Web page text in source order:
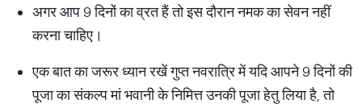
अगर आप 9 दिनों का व्रत हैं तो इस दौरान नमक का सेवन नहीं
करना चाहिए।
एक बात का जरूर ध्यान रखें गुप्त नवरात्रि में यदि आपने 9 दिनों की
पूजा का संकल्प मां भवानी के निमित्त उनकी पूजा हेतु लिया है, तो